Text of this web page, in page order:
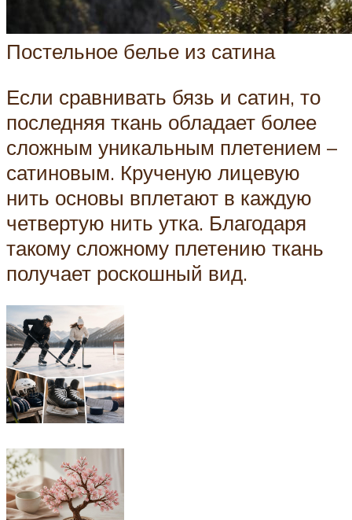
Постельное белье из сатина
Если сравнивать бязь и сатин, то
последняя ткань обладает более
сложным уникальным плетением –
сатиновым. Крученую лицевую
нить основы вплетают в каждую
четвертую нить утка. Благодаря
такому сложному плетению ткань
получает роскошный вид.